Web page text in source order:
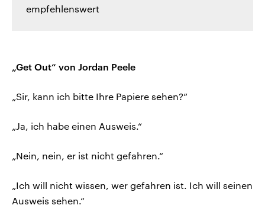
empfehlenswert
„Get Out“ von Jordan Peele
„Sir, kann ich bitte Ihre Papiere sehen?“
„Ja, ich habe einen Ausweis.“
„Nein, nein, er ist nicht gefahren.“
„Ich will nicht wissen, wer gefahren ist. Ich will seinen
Ausweis sehen.“